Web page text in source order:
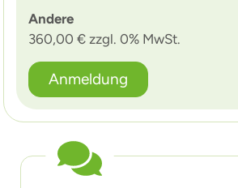
Andere
360,00 € zzgl. 0% MwSt.
Anmeldung